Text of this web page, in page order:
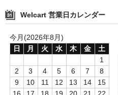
Welcart 営業日カレンダー
今月(2026年8月)
日
月 火 水 木 金
土
1
2
3 4 5 6 7
8
9
10 11 12 13 14
15